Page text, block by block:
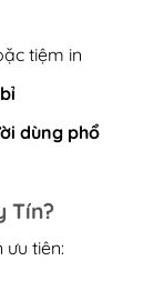
tiệm in
dùng phổ
Tín?
tiên: